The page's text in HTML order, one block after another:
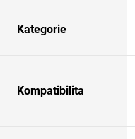
Kategorie
Kompatibilita